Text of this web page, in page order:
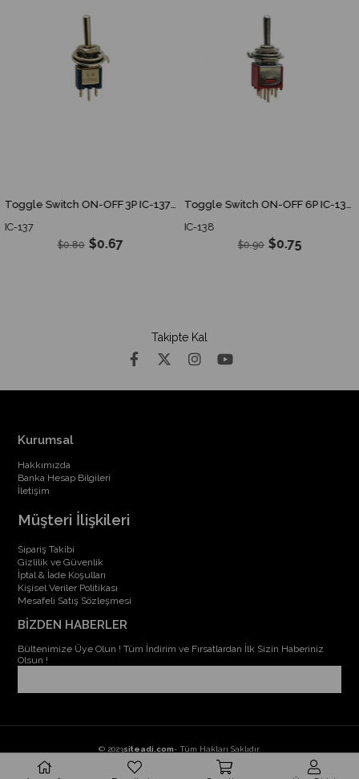
Toggle Switch ON-OFF 3P IC-137 IC 137 IC137
IC-137
$0.67
$0.80
Toggle Switch ON-OFF 6P IC-138 IC 138 IC138
IC-138
$0.75
$0.90
Takipte Kal
Kurumsal
Hakkımızda
Banka Hesap Bilgileri
İletişim
Müşteri İlişkileri
Sipariş Takibi
Gizlilik ve Güvenlik
İptal & İade Koşulları
Kişisel Veriler Politikası
Mesafeli Satış Sözleşmesi
BİZDEN HABERLER
Bültenimize Üye Olun ! Tüm İndirim ve Fırsatlardan İlk Sizin Haberiniz
Olsun !
© 2023siteadi.com- Tüm Hakları Saklıdır.